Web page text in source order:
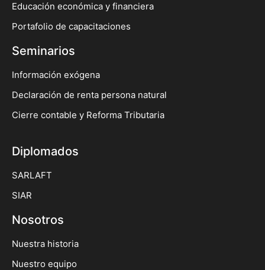
Educación económica y financiera
Portafolio de capacitaciones
Seminarios
Información exógena
Declaración de renta persona natural
Cierre contable y Reforma Tributaria
Diplomados
SARLAFT
SIAR
Nosotros
Nuestra historia
Nuestro equipo